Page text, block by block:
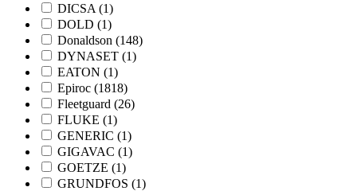
DICSA (1)
DOLD (1)
Donaldson (148)
DYNASET (1)
EATON (1)
Epiroc (1818)
Fleetguard (26)
FLUKE (1)
GENERIC (1)
GIGAVAC (1)
GOETZE (1)
GRUNDFOS (1)